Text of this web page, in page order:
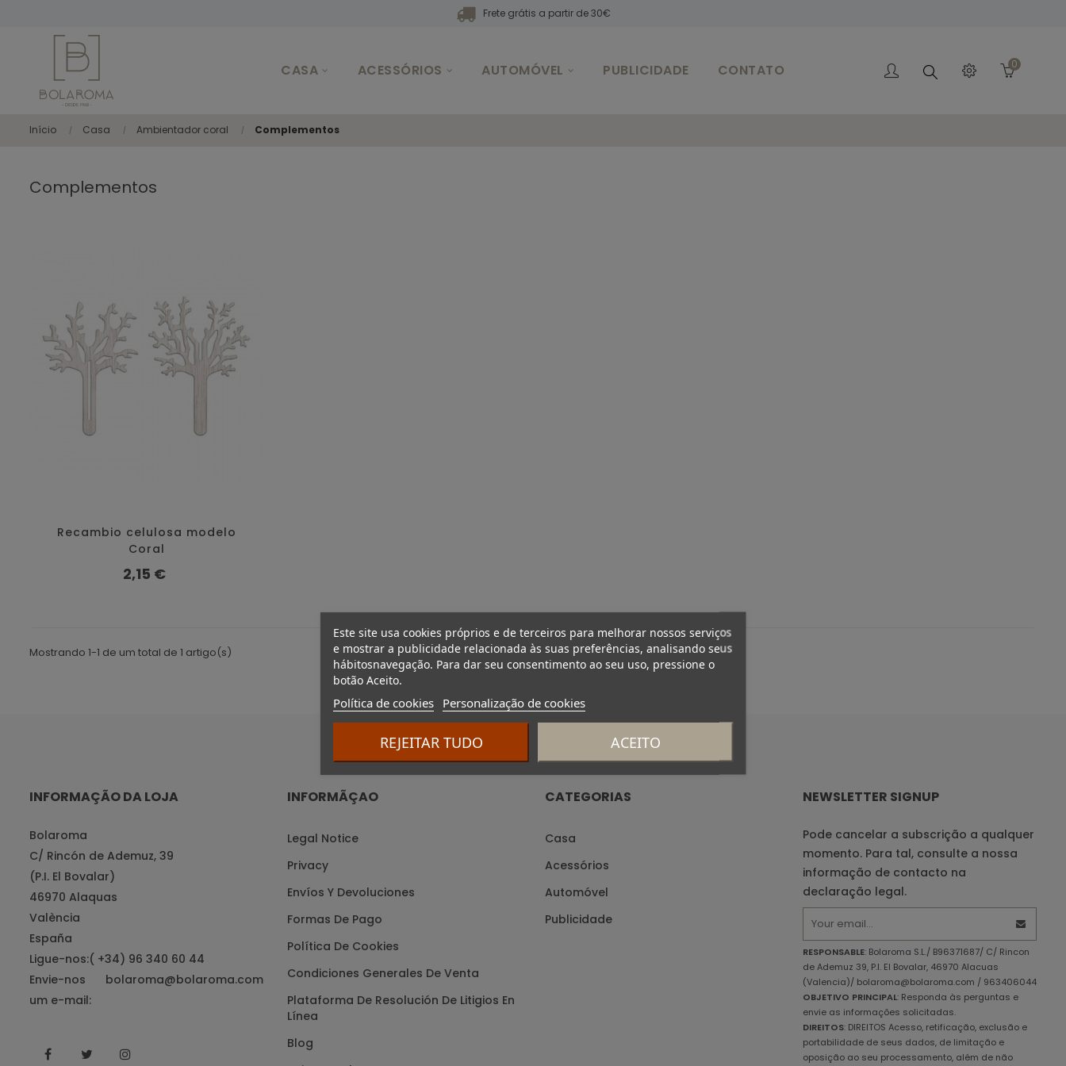
Frete grátis a partir de 30€
CASA ACESSÓRIOS AUTOMÓVEL PUBLICIDADE CONTATO Search 0
Este site usa cookies próprios e de terceiros para melhorar nossos serviços
e mostrar a publicidade relacionada às suas preferências, analisando seus
hábitosnavegação. Para dar seu consentimento ao seu uso, pressione o
botão Aceito.
Política de cookies Personalização de cookies
REJEITAR TUDO ACEITO
Início Casa Ambientador coral Complementos
Complementos
Recambio celulosa modelo
Coral
Preço
2,15 €
Mostrando 1-1 de um total de 1 artigo(s)
INFORMAÇÃO DA LOJA
Bolaroma
C/ Rincón de Ademuz, 39
(P.I. El Bovalar)
46970 Alaquas
València
España
Ligue-nos:( +34) 96 340 60 44
Envie-nos
um e-mail:
bolaroma@bolaroma.com
FacebookTwitter
INFORMÃÇAO
Legal Notice
Privacy
Envíos Y Devoluciones
Formas De Pago
Política De Cookies
Condiciones Generales De Venta
Plataforma De Resolución De Litigios En
Línea
Blog
CATEGORIAS
Casa
Acessórios
Automóvel
Publicidade
NEWSLETTER SIGNUP
Pode cancelar a subscrição a qualquer
momento. Para tal, consulte a nossa
informação de contacto na
declaração legal.
RESPONSABLE: Bolaroma S.L./ B96371687/ C/ Rincon
de Ademuz 39, P.I. El Bovalar, 46970 Alacuas
(Valencia)/ bolaroma@bolaroma.com / 963406044
OBJETIVO PRINCIPAL: Responda às perguntas e
envie as informações solicitadas.
DIREITOS: DIREITOS Acesso, retificação, exclusão e
portabilidade de seus dados, de limitação e
oposição ao seu processamento, além de não